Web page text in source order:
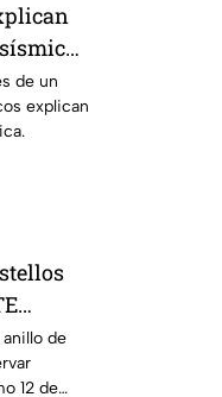
de un
explican
12 de
de
12 de